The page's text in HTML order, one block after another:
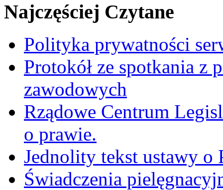
Najczęściej Czytane
Polityka prywatności
Protokół ze spotkania z
zawodowych
Rządowe Centrum
o prawie.
Jednolity tekst ustawy o
Świadczenia